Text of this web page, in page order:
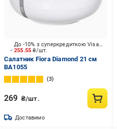
255.55₴/шт.
До -10% з суперкредиткою Visa Вигода
Салатник Fiora Diamond 21 см
BA1055
3
269 ₴/шт.
Доставимо